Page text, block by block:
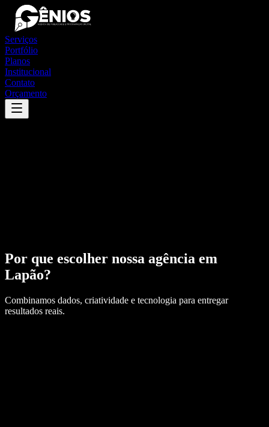
Serviços
Portfólio
Planos
Institucional
Contato
Orçamento
Por que escolher nossa agência em
Lapão?
Combinamos dados, criatividade e tecnologia para entregar
resultados reais.